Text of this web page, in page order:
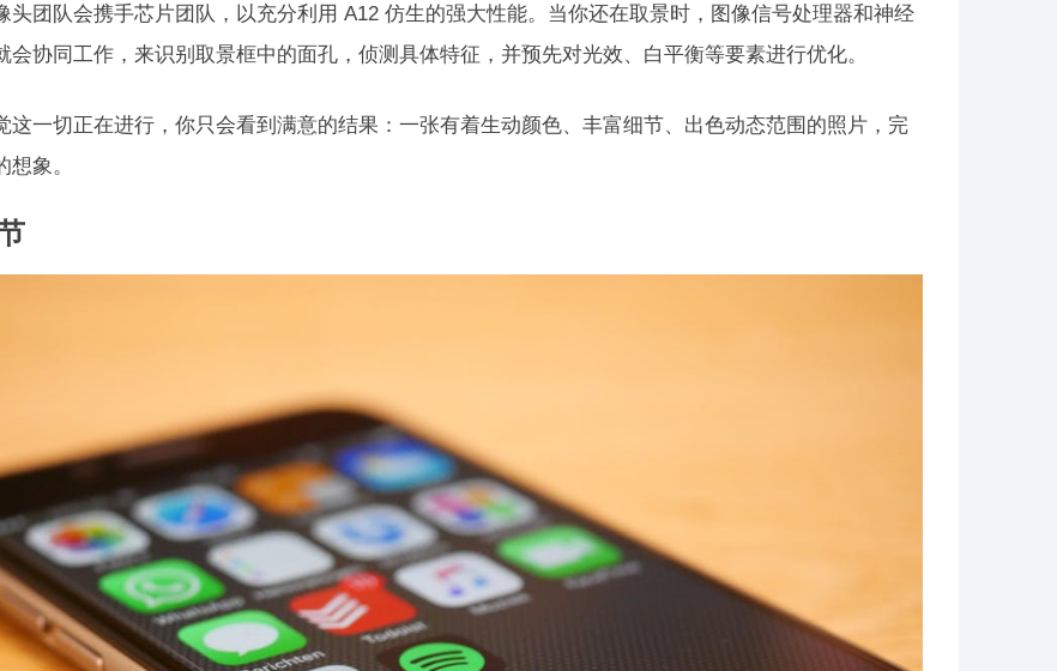
头团队会携手芯片团队，以充分利用 A12 仿生的强大性能。当你还在取景时，图像信号处理器和神经
会协同工作，来识别取景框中的面孔，侦测具体特征，并预先对光效、白平衡等要素进行优化。
这一切正在进行，你只会看到满意的结果：一张有着生动颜色、丰富细节、出色动态范围的照片，完
想象。